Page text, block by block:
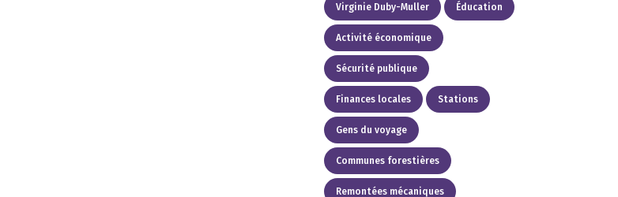
Virginie Duby-Muller Éducation
Activité économique
Sécurité publique
Finances locales Stations
Gens du voyage
Communes forestières
Remontées mécaniques